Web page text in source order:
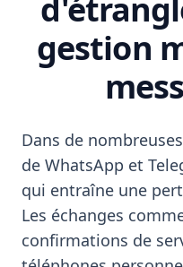
gestion
Dans de
de WhatsApp et
qui entraîne une
Les échanges
confirmations de